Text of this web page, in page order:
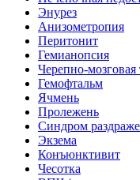
Энурез
Анизометропия
Перитонит
Гемианопсия
Черепно-мозговая
Гемофтальм
Ячмень
Пролежень
Синдром
Экзема
Конъюнктивит
Чесотка